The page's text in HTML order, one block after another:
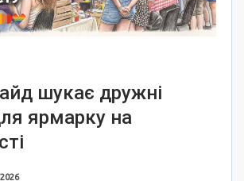
шукає дружні
ярмарку на